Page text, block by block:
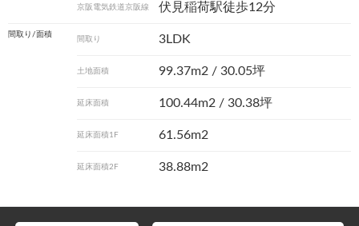
京阪電気鉄道京阪線 伏見稲荷駅徒歩12分
間取り/面積
間取り 3LDK
土地面積 99.37m2 / 30.05坪
延床面積 100.44m2 / 30.38坪
延床面積1F 61.56m2
延床面積2F 38.88m2